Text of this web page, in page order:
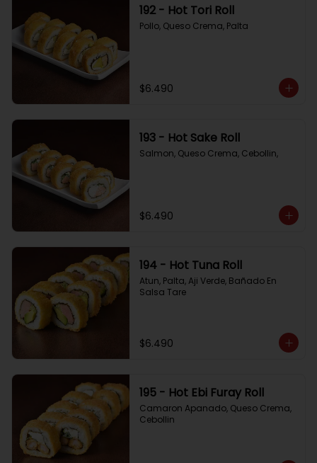
192 - Hot Tori Roll
Pollo, Queso Crema, Palta
$6.490
193 - Hot Sake Roll
Salmon, Queso Crema, Cebollin,
$6.490
194 - Hot Tuna Roll
Atun, Palta, Aji Verde, Bañado En
Salsa Tare
$6.490
195 - Hot Ebi Furay Roll
Camaron Apanado, Queso Crema,
Cebollin